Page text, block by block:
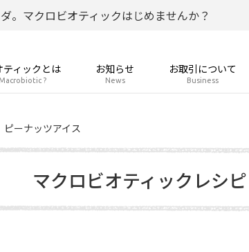
。マクロビオティックはじめませんか？
ティックとは
?
お知らせ
News
お取引について
Business
ピーナッツアイス
マクロビオティックレシピ